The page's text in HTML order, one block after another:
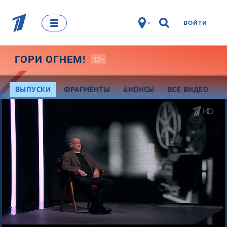
ВОЙТИ
ГОРИ ОГНЕМ! 12+
ВЫПУСКИ ФРАГМЕНТЫ АНОНСЫ ВСЕ ВИДЕО